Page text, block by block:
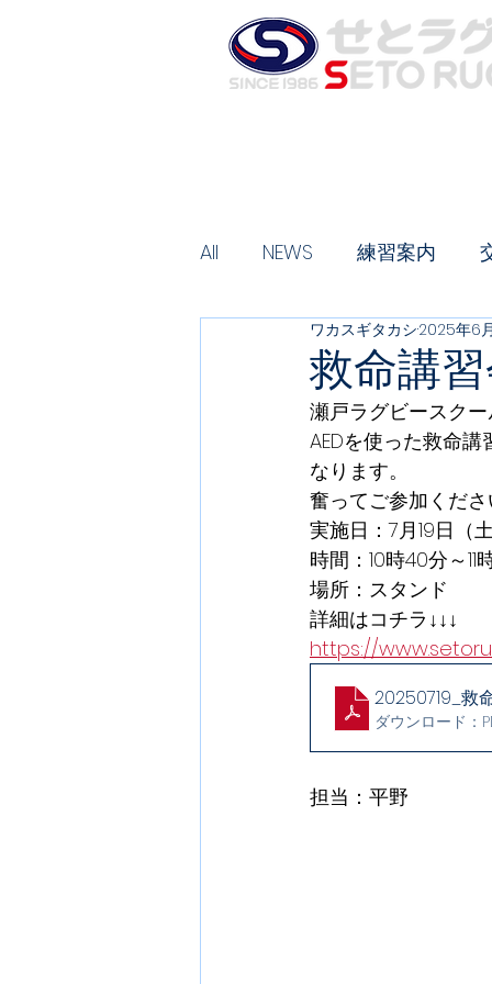
All NEWS 練習案内
救命講
ワカスギタカシ2025年6
瀬戸ラグビースク
AEDを使った救命
なります。
奮ってご参加くだ
実施日：7月19日（
時間：10時40分～11
場所：スタンド
詳細はコチラ↓↓↓
https://
20250719_救
ダウンロード：
担当：平野